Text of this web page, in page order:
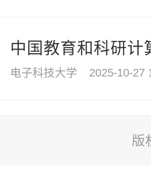
中国教育和科研
电子科技大学 2025-10-27
版